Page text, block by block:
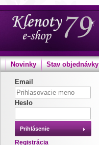
Novinky Stav objednávky
Email
Heslo
Prihlásenie
Registrácia